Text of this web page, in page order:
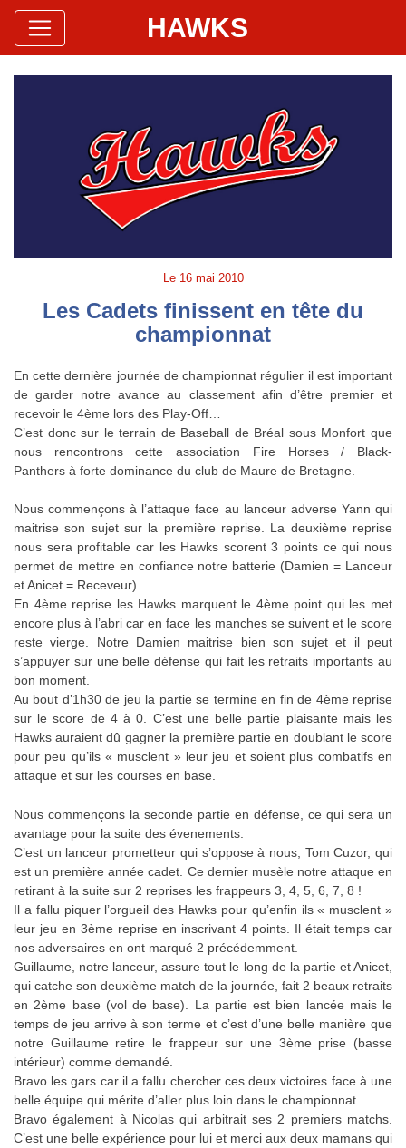
Hawks Baseball Softball
Site Officiel HAWKS
Le 16 mai 2010
Les Cadets finissent en tête du
championnat
En cette dernière journée de championnat régulier il est important
de garder notre avance au classement afin d’être premier et
recevoir le 4ème lors des Play-Off…
C’est donc sur le terrain de Baseball de Bréal sous Monfort que
nous rencontrons cette association Fire Horses / Black-
Panthers à forte dominance du club de Maure de Bretagne.
Nous commençons à l’attaque face au lanceur adverse Yann qui
maitrise son sujet sur la première reprise. La deuxième reprise
nous sera profitable car les Hawks scorent 3 points ce qui nous
permet de mettre en confiance notre batterie (Damien = Lanceur
et Anicet = Receveur).
En 4ème reprise les Hawks marquent le 4ème point qui les met
encore plus à l’abri car en face les manches se suivent et le score
reste vierge. Notre Damien maitrise bien son sujet et il peut
s’appuyer sur une belle défense qui fait les retraits importants au
bon moment.
Au bout d’1h30 de jeu la partie se termine en fin de 4ème reprise
sur le score de 4 à 0. C’est une belle partie plaisante mais les
Hawks auraient dû gagner la première partie en doublant le score
pour peu qu’ils « musclent » leur jeu et soient plus combatifs en
attaque et sur les courses en base.
Nous commençons la seconde partie en défense, ce qui sera un
avantage pour la suite des évenements.
C’est un lanceur prometteur qui s’oppose à nous, Tom Cuzor, qui
est un première année cadet. Ce dernier musèle notre attaque en
retirant à la suite sur 2 reprises les frappeurs 3, 4, 5, 6, 7, 8 !
Il a fallu piquer l’orgueil des Hawks pour qu’enfin ils « musclent »
leur jeu en 3ème reprise en inscrivant 4 points. Il était temps car
nos adversaires en ont marqué 2 précédemment.
Guillaume, notre lanceur, assure tout le long de la partie et Anicet,
qui catche son deuxième match de la journée, fait 2 beaux retraits
en 2ème base (vol de base). La partie est bien lancée mais le
temps de jeu arrive à son terme et c’est d’une belle manière que
notre Guillaume retire le frappeur sur une 3ème prise (basse
intérieur) comme demandé.
Bravo les gars car il a fallu chercher ces deux victoires face à une
belle équipe qui mérite d’aller plus loin dans le championnat.
Bravo également à Nicolas qui arbitrait ses 2 premiers matchs.
C’est une belle expérience pour lui et merci aux deux mamans qui